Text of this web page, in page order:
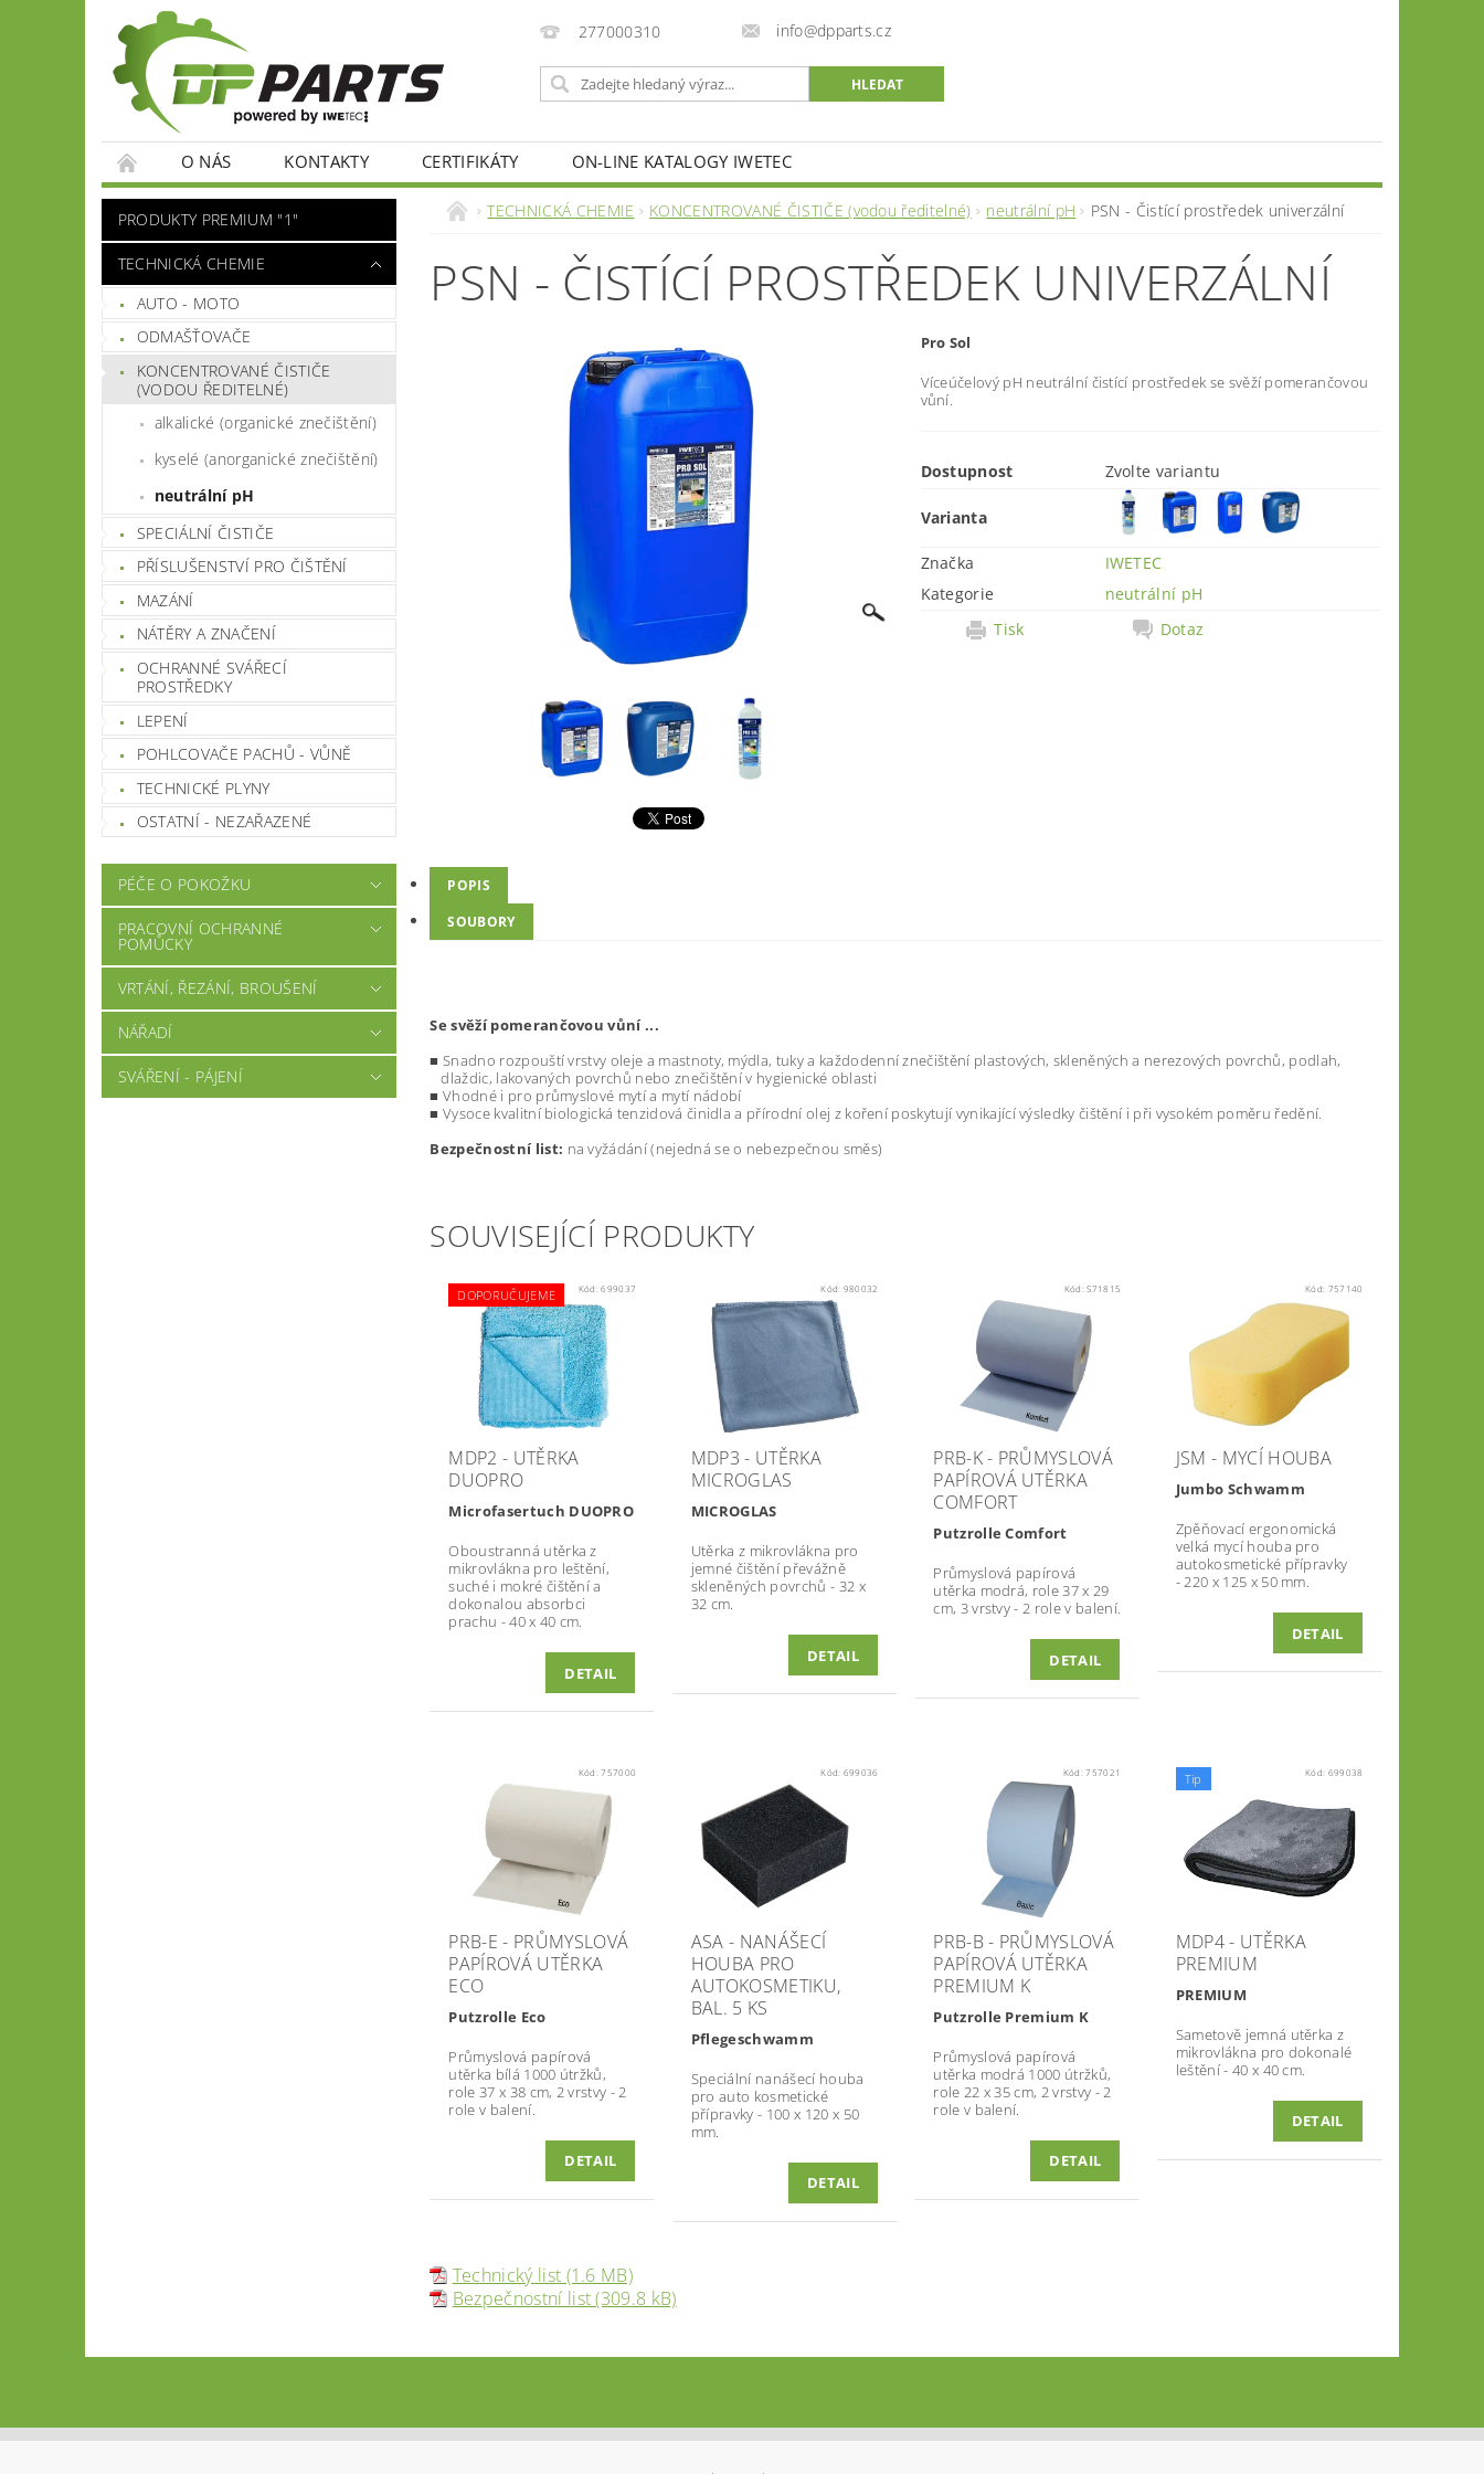
277000310 info@dpparts.cz
O NÁS KONTAKTY CERTIFIKÁTY ON-LINE KATALOGY IWETEC
PRODUKTY PREMIUM "1"
TECHNICKÁ CHEMIE
AUTO - MOTO
ODMAŠŤOVAČE
KONCENTROVANÉ ČISTIČE
(VODOU ŘEDITELNÉ)
alkalické (organické znečištění)
kyselé (anorganické znečištění)
neutrální pH
SPECIÁLNÍ ČISTIČE
PŘÍSLUŠENSTVÍ PRO ČIŠTĚNÍ
MAZÁNÍ
NÁTĚRY A ZNAČENÍ
OCHRANNÉ SVÁŘECÍ
PROSTŘEDKY
LEPENÍ
POHLCOVAČE PACHŮ - VŮNĚ
TECHNICKÉ PLYNY
OSTATNÍ - NEZAŘAZENÉ
PÉČE O POKOŽKU
PRACOVNÍ OCHRANNÉ
POMŮCKY
VRTÁNÍ, ŘEZÁNÍ, BROUŠENÍ
NÁŘADÍ
SVÁŘENÍ - PÁJENÍ
TECHNICKÁ CHEMIE KONCENTROVANÉ ČISTIČE (vodou ředitelné) neutrální pH PSN - Čistící prostředek univerzální
PSN - ČISTÍCÍ PROSTŘEDEK UNIVERZÁLNÍ
Pro Sol
Víceúčelový pH neutrální čistící prostředek se svěží pomerančovou
vůní.
Dostupnost Zvolte variantu
Varianta
Značka
IWETEC
Kategorie
neutrální pH
Tisk
Dotaz
POPIS
SOUBORY
Se svěží pomerančovou vůní ...
■ Snadno rozpouští vrstvy oleje a mastnoty, mýdla, tuky a každodenní znečištění plastových, skleněných a nerezových povrchů, podlah,
dlaždic, lakovaných povrchů nebo znečištění v hygienické oblasti
■ Vhodné i pro průmyslové mytí a mytí nádobí
■ Vysoce kvalitní biologická tenzidová činidla a přírodní olej z koření poskytují vynikající výsledky čištění i při vysokém poměru ředění.
Bezpečnostní list: na vyžádání (nejedná se o nebezpečnou směs)
SOUVISEJÍCÍ PRODUKTY
DOPORUČUJEME Kód:699037
MDP2 - UTĚRKA
DUOPRO
Microfasertuch DUOPRO
Oboustranná utěrka z
mikrovlákna pro leštění,
suché i mokré čištění a
dokonalou absorbci
prachu - 40 x 40 cm.
DETAIL
Kód: 980032
MDP3 - UTĚRKA
MICROGLAS
MICROGLAS
Utěrka z mikrovlákna pro
jemné čištění převážně
skleněných povrchů - 32 x
32 cm.
DETAIL
Kód:S71815
PRB-K - PRŮMYSLOVÁ
PAPÍROVÁ UTĚRKA
COMFORT
Putzrolle Comfort
Průmyslová papírová
utěrka modrá, role 37 x 29
cm, 3 vrstvy- 2 role v balení.
DETAIL
Kód: 757140
JSM - MYCÍ HOUBA
Jumbo Schwamm
Zpěňovací ergonomická
velká mycí houba pro
autokosmetické přípravky
-220 x 125 x 50 mm.
DETAIL
Kód:757000
PRB-E - PRŮMYSLOVÁ
PAPÍROVÁ UTĚRKA
ECO
Putzrolle Eco
Průmyslová papírová
utěrka bílá 1000 útržků,
role 37 x 38 cm, 2 vrstvy - 2
role v balení.
DETAIL
Kód: 699036
ASA - NANÁŠECÍ
HOUBA PRO
AUTOKOSMETIKU,
BAL. 5 KS
Pflegeschwamm
Speciální nanášecí houba
pro auto kosmetické
přípravky - 100 x 120 x 50
mm.
DETAIL
Kód:757021
PRB-B - PRŮMYSLOVÁ
PAPÍROVÁ UTĚRKA
PREMIUM K
Putzrolle Premium K
Průmyslová papírová
utěrka modrá 1000 útržků,
role 22 x 35 cm, 2 vrstvy - 2
role v balení.
DETAIL
Tip Kód: 699038
MDP4 - UTĚRKA
PREMIUM
PREMIUM
Sametově jemná utěrka z
mikrovlákna pro dokonalé
leštění - 40 x 40 cm.
DETAIL
Technický list (1.6 MB)
Bezpečnostní list (309.8 kB)